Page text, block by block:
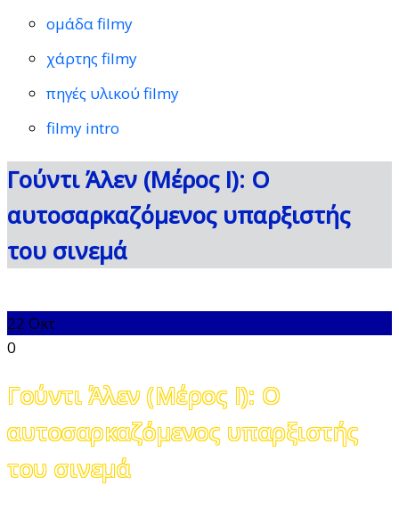
ομάδα filmy
χάρτης filmy
πηγές υλικού filmy
filmy intro
Γούντι Άλεν (Μέρος Ι): Ο
αυτοσαρκαζόμενος υπαρξιστής
του σινεμά
22 Οκτ
0
Γούντι Άλεν (Μέρος Ι): Ο
αυτοσαρκαζόμενος υπαρξιστής
του σινεμά